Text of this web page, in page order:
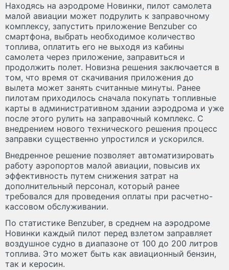
Находясь на аэродроме Новинки, пилот самолета
малой авиации может подрулить к заправочному
комплексу, запустить приложение Benzuber со
смартфона, выбрать необходимое количество
топлива, оплатить его не выходя из кабины
самолета через приложение, заправиться и
продолжить полет. Новизна решения заключается в
том, что время от скачивания приложения до
вылета может занять считанные минуты. Ранее
пилотам приходилось сначала покупать топливные
карты в административном здании аэродрома и уже
после этого рулить на заправочный комплекс. С
внедрением нового технического решения процесс
заправки существенно упростился и ускорился.
Внедренное решение позволяет автоматизировать
работу аэропортов малой авиации, повысив их
эффективность путем снижения затрат на
дополнительный персонал, который ранее
требовался для проведения оплаты при расчетно-
кассовом обслуживании.
По статистике Benzuber, в среднем на аэродроме
Новинки каждый пилот перед взлетом заправляет
воздушное судно в диапазоне от 100 до 200 литров
топлива. Это может быть как авиационный бензин,
так и керосин.